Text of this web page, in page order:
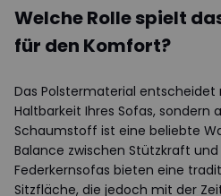
Welche Rolle spielt
für den Komfort?
Das Polstermaterial entscheidet
Haltbarkeit Ihres Sofas, sondern
Schaumstoff ist eine beliebte
Balance zwischen Stützkraft
Federkernsofas bieten eine
Sitzfläche, die jedoch mit der